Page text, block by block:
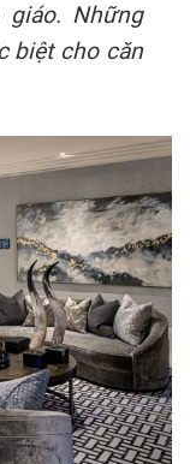
Những
biệt cho căn